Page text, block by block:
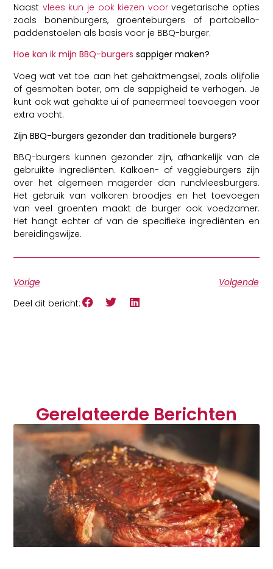
Naast vlees kun je ook kiezen voorvegetarische opties
zoals bonenburgers, groenteburgers of portobello-
paddenstoelen als basis voor je BBQ-burger.
Hoe kan ik mijn BBQ-burgers sappiger maken?
Voeg wat vet toe aan het gehaktmengsel, zoals olijfolie
of gesmolten boter, om de sappigheid te verhogen. Je
kunt ook wat gehakte ui of paneermeel toevoegen voor
extra vocht.
Zijn BBQ-burgers gezonder dan traditionele burgers?
BBQ-burgers kunnen gezonder zijn, afhankelijk van de
gebruikte ingrediënten. Kalkoen- of veggieburgers zijn
over het algemeen magerder dan rundvleesburgers.
Het gebruik van volkoren broodjes en het toevoegen
van veel groenten maakt de burger ook voedzamer.
Het hangt echter af van de specifieke ingrediënten en
bereidingswijze.
Vorige
Volgende
Deel dit bericht:
Gerelateerde Berichten